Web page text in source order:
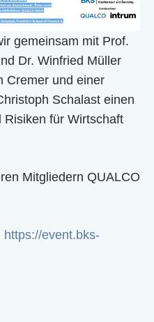
gemeinsam mit Prof.
Dr. Winfried Müller
Cremer und einer
Schalast einen
Risiken für Wirtschaft
Mitgliedern QUALCO
https://event.bks-